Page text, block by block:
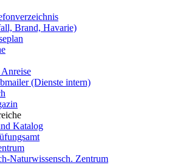
Brand, Havarie)
(Dienste intern)
Katalog
Naturwissensch. Zentrum